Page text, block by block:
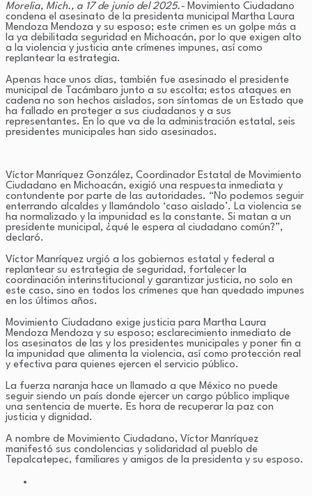
Morelia, Mich., a 17 de junio del 2025.- Movimiento Ciudadano
condena el asesinato de la presidenta municipal Martha Laura
Mendoza Mendoza y su esposo; este crimen es un golpe más a
la ya debilitada seguridad en Michoacán, por lo que exigen alto
a la violencia y justicia ante crímenes impunes, así como
replantear la estrategia.
Apenas hace unos días, también fue asesinado el presidente
municipal de Tacámbaro junto a su escolta; estos ataques en
cadena no son hechos aislados, son síntomas de un Estado que
ha fallado en proteger a sus ciudadanos y a sus
representantes. En lo que va de la administración estatal, seis
presidentes municipales han sido asesinados.
Víctor Manríquez González, Coordinador Estatal de Movimiento
Ciudadano en Michoacán, exigió una respuesta inmediata y
contundente por parte de las autoridades. “No podemos seguir
enterrando alcaldes y llamándolo ‘caso aislado’. La violencia se
ha normalizado y la impunidad es la constante. Si matan a un
presidente municipal, ¿qué le espera al ciudadano común?”,
declaró.
Víctor Manríquez urgió a los gobiernos estatal y federal a
replantear su estrategia de seguridad, fortalecer la
coordinación interinstitucional y garantizar justicia, no solo en
este caso, sino en todos los crímenes que han quedado impunes
en los últimos años.
Movimiento Ciudadano exige justicia para Martha Laura
Mendoza Mendoza y su esposo; esclarecimiento inmediato de
los asesinatos de las y los presidentes municipales y poner fin a
la impunidad que alimenta la violencia, así como protección real
y efectiva para quienes ejercen el servicio público.
La fuerza naranja hace un llamado a que México no puede
seguir siendo un país donde ejercer un cargo público implique
una sentencia de muerte. Es hora de recuperar la paz con
justicia y dignidad.
A nombre de Movimiento Ciudadano, Víctor Manríquez
manifestó sus condolencias y solidaridad al pueblo de
Tepalcatepec, familiares y amigos de la presidenta y su esposo.